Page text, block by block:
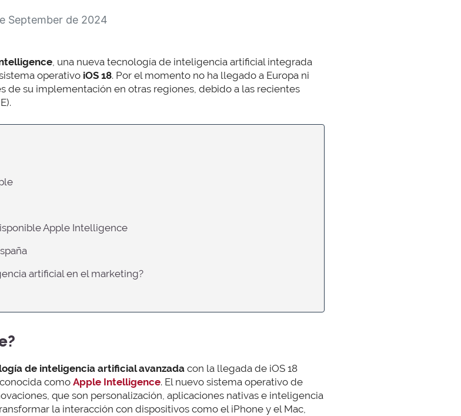
September de 2024
, una nueva tecnología de inteligencia artificial integrada
operativo iOS 18. Por el momento no ha llegado a Europa ni
de su implementación en otras regiones, debido a las recientes
Apple Intelligence
artificial en el marketing?
de inteligencia artificial avanzada con la llegada de iOS 18
como Apple Intelligence. El nuevo sistema operativo de
que son personalización, aplicaciones nativas e inteligencia
la interacción con dispositivos como el iPhone y el Mac,